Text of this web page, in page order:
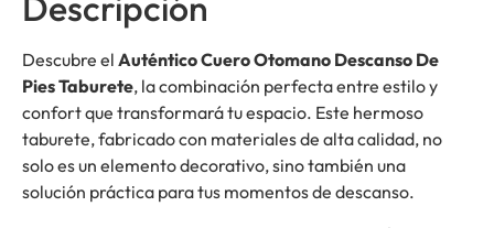
Descubre el Auténtico Cuero Otomano Descanso De
Pies Taburete, la combinación perfecta entre estilo y
confort que transformará tu espacio. Este hermoso
taburete, fabricado con materiales de alta calidad, no
solo es un elemento decorativo, sino también una
solución práctica para tus momentos de descanso.